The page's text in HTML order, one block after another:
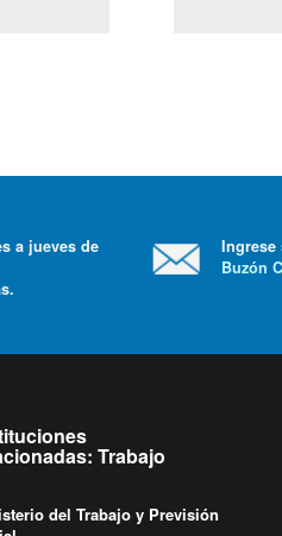
a jueves de
Buzón
Trabajo
del Trabajo y Previsión